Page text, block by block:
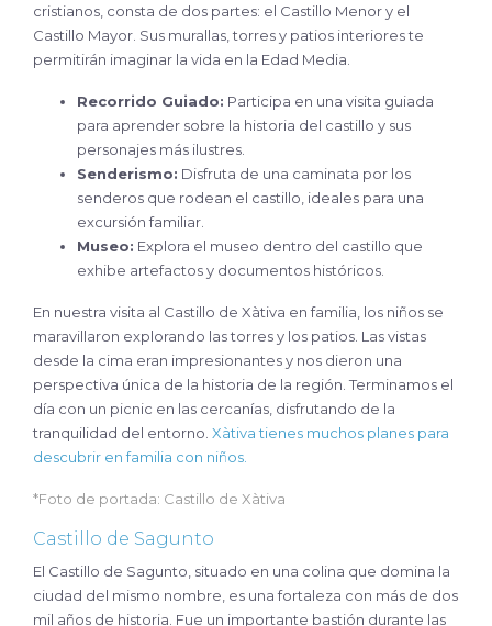
cristianos, consta de dos partes: el Castillo Menor y el
Castillo Mayor. Sus murallas, torres y patios interiores te
permitirán imaginar la vida en la Edad Media.
Recorrido Guiado: Participa en una visita guiada
para aprender sobre la historia del castillo y sus
personajes más ilustres.
Senderismo: Disfruta de una caminata por los
senderos que rodean el castillo, ideales para una
excursión familiar.
Museo: Explora el museo dentro del castillo que
exhibe artefactos y documentos históricos.
En nuestra visita al Castillo de Xàtiva en familia, los niños se
maravillaron explorando las torres y los patios. Las vistas
desde la cima eran impresionantes y nos dieron una
perspectiva única de la historia de la región. Terminamos el
día con un picnic en las cercanías, disfrutando de la
tranquilidad del entorno. Xàtiva tienes muchos planes para
descubrir en familia con niños.
*Foto de portada: Castillo de Xàtiva
Castillo de Sagunto
El Castillo de Sagunto, situado en una colina que domina la
ciudad del mismo nombre, es una fortaleza con más de dos
mil años de historia. Fue un importante bastión durante las